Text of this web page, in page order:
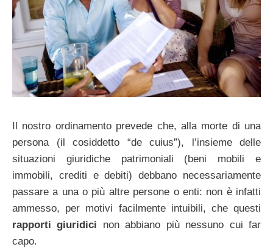
Il nostro ordinamento prevede che, alla morte di una
persona (il cosiddetto “de cuius”), l’insieme delle
situazioni giuridiche patrimoniali (beni mobili e
immobili, crediti e debiti) debbano necessariamente
passare a una o più altre persone o enti: non è infatti
ammesso, per motivi facilmente intuibili, che questi
rapporti giuridici non abbiano più nessuno cui far
capo.